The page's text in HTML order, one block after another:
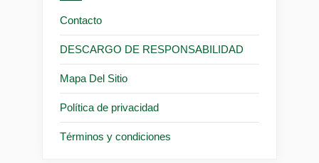
Contacto
DESCARGO DE RESPONSABILIDAD
Mapa Del Sitio
Política de privacidad
Términos y condiciones